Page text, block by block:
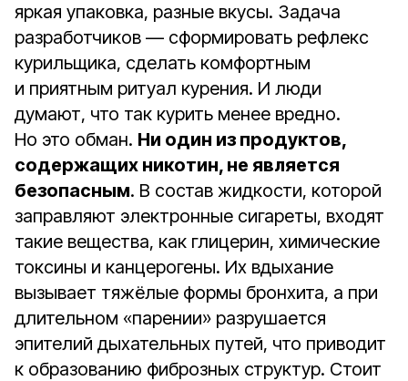
яркая упаковка, разные вкусы. Задача
разработчиков — сформировать рефлекс
курильщика, сделать комфортным
и приятным ритуал курения. И люди
думают, что так курить менее вредно.
Но это обман. Ни один из продуктов,
содержащих никотин, не является
безопасным. В состав жидкости, которой
заправляют электронные сигареты, входят
такие вещества, как глицерин, химические
токсины и канцерогены. Их вдыхание
вызывает тяжёлые формы бронхита, а при
длительном «парении» разрушается
эпителий дыхательных путей, что приводит
к образованию фиброзных структур. Стоит